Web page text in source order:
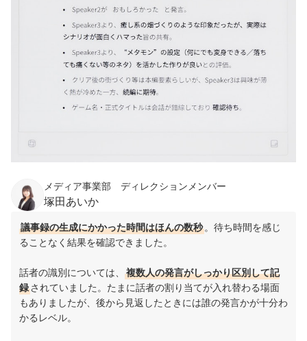
メディア事業部 ディレクションメンバー
塚田あいか
議事録の生成にかかった時間はほんの数秒 。待ち時間を感じ
ることなく結果を確認できました。
話者の識別については、
複数人の発言がしっかり区別して記
録 されていました。たまに話者の割り当てが入れ替わる場面
もありましたが、後から見返したときには誰の発言かが十分わ
かるレベル。